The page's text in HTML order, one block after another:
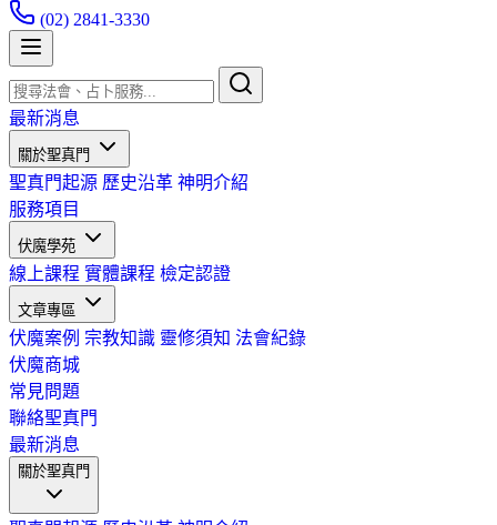
(02) 2841-3330
最新消息
關於聖真門
聖真門起源 歷史沿革 神明介紹
服務項目
伏魔學苑
線上課程 實體課程 檢定認證
文章專區
伏魔案例 宗教知識 靈修須知 法會紀錄
伏魔商城
常見問題
聯絡聖真門
最新消息
關於聖真門